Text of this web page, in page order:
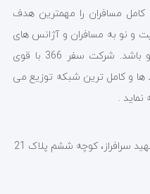
مسافران را مهمترین هدف
و نو به مسافران و آژانس های
همکار، توانسته در این صنعت پیشرو باشد. شرکت سفر 366 با قوی
ها و کامل ترین شبکه توزیع می
.
تهران، خیابان شهید بهشتی، خیابان شهید سرافراز، کوچه ششم پلاک 21